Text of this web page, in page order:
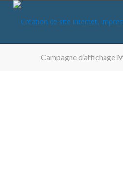
Campagne d’affichage